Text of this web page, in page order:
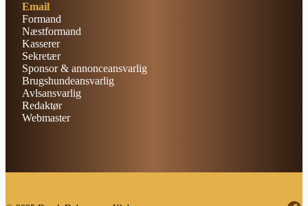
Email
Formand
Næstformand
Kasserer
Sekretær
Sponsor & annonceansvarlig
Brugshundeansvarlig
Avlsansvarlig
Redaktør
Webmaster